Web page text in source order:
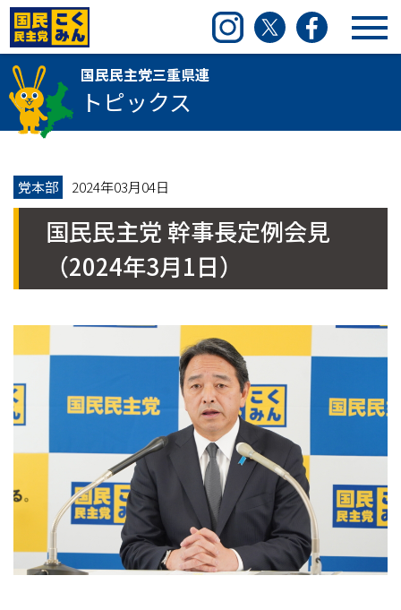
国民民主党三重県連 InstagramTwitter Facebook
国民民主党三重県連
トピックス
党本部 2024年03月04日
国民民主党 幹事長定例会見
（2024年3月1日）